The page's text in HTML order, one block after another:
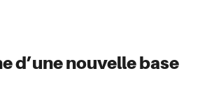
d’une nouvelle base